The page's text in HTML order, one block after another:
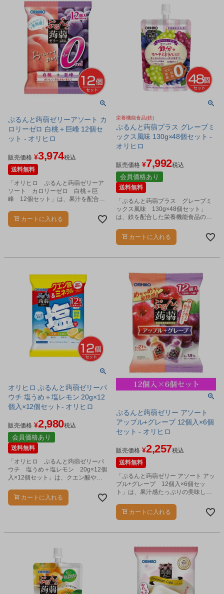
ぷるんと蒟蒻ゼリーアソート カ
ロリーゼロ 白桃＋巨峰 12個セ
ット - オリヒロ
販売価格 ¥3,974税込
送料無料
「オリヒロ ぷるんと蒟蒻ゼリーア
ソート カロリーゼロ 白桃＋巨
峰 12個セット」は、果汁を配合し
す。
カートに入れる
栄養機能食品(鉄)
ぷるんと蒟蒻プラス グレープミ
ックス風味 130g×48個セット -
オリヒロ
販売価格 ¥7,992税込
会員価格あり
送料無料
「ぷるんと蒟蒻プラス グレープミ
ックス風味 130g×48個セット」
は、鉄を配合した栄養機能食品のゼ
カートに入れる
オリヒロ ぷるんと蒟蒻ゼリーパ
ウチ 塩うめ＋塩レモン 20g×12
個入×12個セット- オリヒロ
販売価格 ¥2,980税込
会員価格あり
送料無料
「オリヒロ ぷるんと蒟蒻ゼリーパ
ウチ 塩うめ＋塩レモン 20g×12個
入×12個セット」は、クエン酸や汗
た、プチサイズの蒟蒻ゼリーです。
カートに入れる
ぷるんと蒟蒻ゼリー アソート
アップル+グレープ 12個入×6個
セット - オリヒロ
販売価格 ¥2,257税込
送料無料
「ぷるんと蒟蒻ゼリー アソート アッ
プル+グレープ 12個入×6個セッ
ト」は、果汁感たっぷりの美味しく
す。
カートに入れる